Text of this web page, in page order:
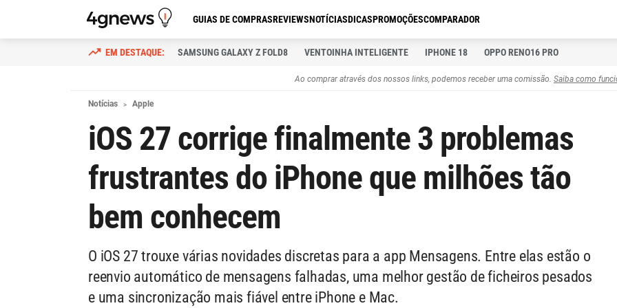
GUIAS DE COMPRASREVIEWSNOTÍCIASDICASPROMOÇÕESCOMPARADOR
SAMSUNG GALAXY Z FOLD8 VENTOINHA INTELIGENTE IPHONE 18 OPPO RENO16 PRO
Ao comprar através dos nossos links, podemos receber uma comissão. Saiba como
Notícias Apple
iOS 27 corrige finalmente 3 problemas
frustrantes do iPhone que milhões tão
bem conhecem
O iOS 27 trouxe várias novidades discretas para a app Mensagens. Entre elas estão o
reenvio automático de mensagens falhadas, uma melhor gestão de ficheiros pesados
e uma sincronização mais fiável entre iPhone e Mac.